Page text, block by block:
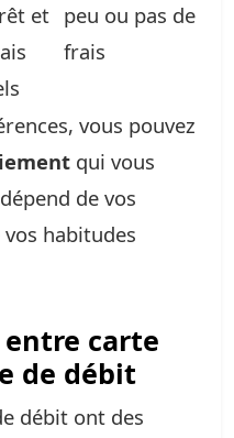
et peu ou pas de
frais
vous pouvez
qui vous
de vos
habitudes
carte
de débit
débit ont des